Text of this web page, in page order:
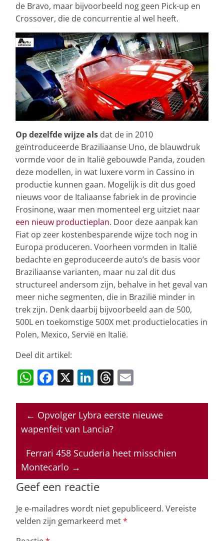
de Bravo, maar bijvoorbeeld nog geen Pick-up en
Crossover, die de concurrentie al wel heeft.
Op dezelfde wijze als dat de in 2010
geïntroduceerde Braziliaanse Uno, de blauwdruk
vormde voor de in Italië gebouwde Panda, zouden
deze modellen, in wat luxere vorm in Cassino in
productie kunnen gaan. Mogelijk is dit dus goed
nieuws voor de Italiaanse fabriek in de provincie
Frosinone, waar men momenteel erg uitziet naar
een nieuw productieplan. Door deze aanpak kan
Fiat op zeer kostenbesparende wijze toch nog in
Europa produceren. Voorheen vormden in Italië
bedachte en geproduceerde auto’s de basis voor
Braziliaanse varianten, maar nu zal dit dus
structureel andersom zijn, behalve in het geval van
meer niche segmenten, die in Brazilië minder in
trek zijn. Denk daarbij bijvoorbeeld aan de 500,
500L en toekomstige 500X met productielocaties in
Polen, Mexico, Servië en Italië.
Deel dit artikel:
W
at
s
A
p
p
F
c
e
o
o
k
X Li
k
e
n
T
re
a
s
ai
l
← Opvolger Lybra eerste nieuwe
wapenfeit van Lancia?
Ferrari 458 Scuderia heet misschien
Montecarlo →
Geef een reactie
Je e-mailadres wordt niet gepubliceerd. Vereiste
velden zijn gemarkeerd met*